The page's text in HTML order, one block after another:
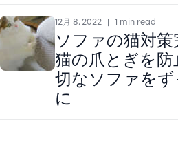
12月 8, 2022 1 min read
ソファの猫対策
猫の爪とぎを防
切なソファを
に